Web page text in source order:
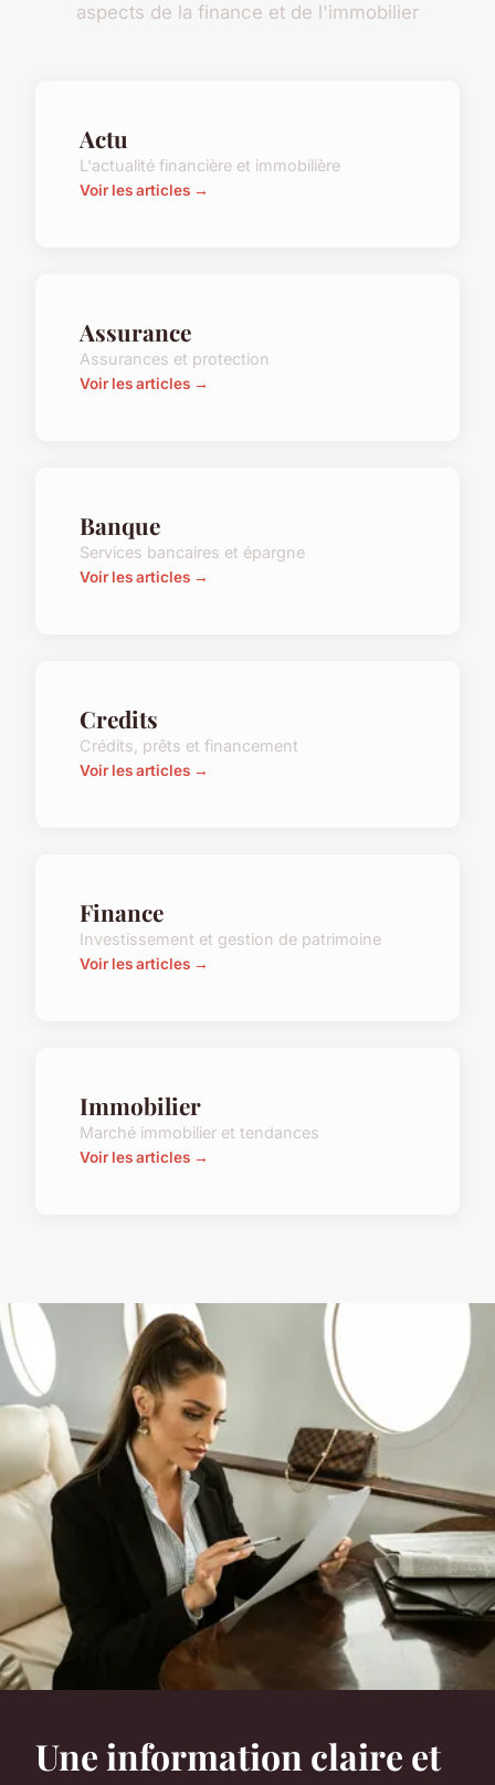
aspects de la finance et de l'immobilier
Actu
L'actualité financière et immobilière
Voir les articles →
Assurance
Assurances et protection
Voir les articles →
Banque
Services bancaires et épargne
Voir les articles →
Credits
Crédits, prêts et financement
Voir les articles →
Finance
Investissement et gestion de patrimoine
Voir les articles →
Immobilier
Marché immobilier et tendances
Voir les articles →
Une information claire et